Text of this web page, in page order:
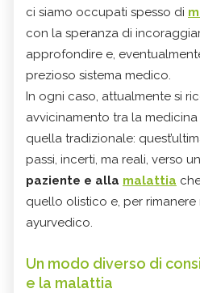
ci siamo occupati spesso di
con la speranza di
approfondire e,
prezioso sistema medico.
In ogni caso, attualmente si
avvicinamento tra la
quella tradizionale:
passi, incerti, ma reali, verso un
paziente e alla malattia
quello olistico e, per
ayurvedico.
Un modo diverso di
e la malattia